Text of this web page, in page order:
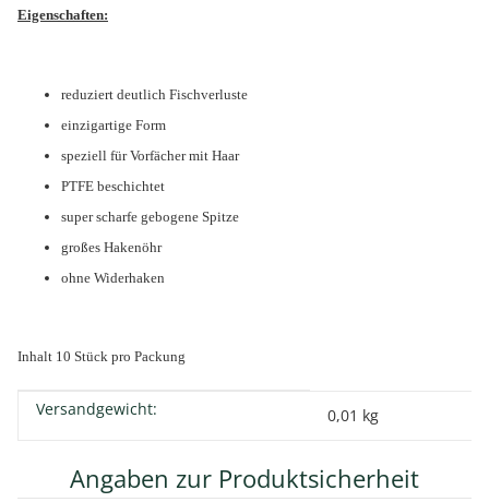
Eigenschaften:
reduziert deutlich Fischverluste
einzigartige Form
speziell für Vorfächer mit Haar
PTFE beschichtet
super scharfe gebogene Spitze
großes Hakenöhr
ohne Widerhaken
Inhalt 10 Stück pro Packung
Produkteigenschaft
Wert
Versandgewicht: 0,01 kg
Angaben zur Produktsicherheit